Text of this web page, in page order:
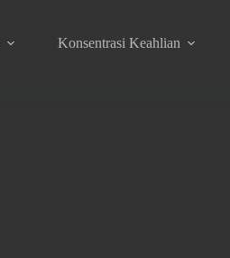
Konsentrasi Keahlian